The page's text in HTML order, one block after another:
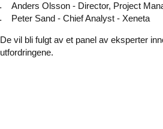
Anders Olsson - Director, Project
Peter Sand - Chief Analyst - Xeneta
De vil bli fulgt av et panel av eksperter
utfordringene.